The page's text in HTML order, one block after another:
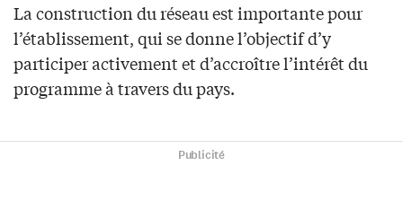
La construction du réseau est importante pour
l’établissement, qui se donne l’objectif d’y
participer activement et d’accroître l’intérêt du
programme à travers du pays.
Publicité